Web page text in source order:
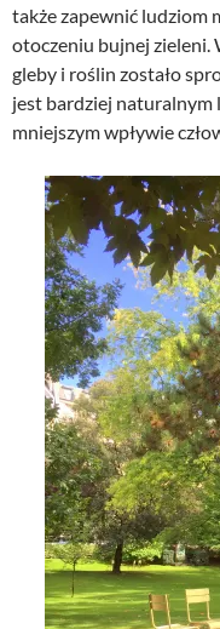
także zapewnić ludziom
otoczeniu bujnej zieleni.
gleby i roślin zostało
jest bardziej naturalnym
mniejszym wpływie